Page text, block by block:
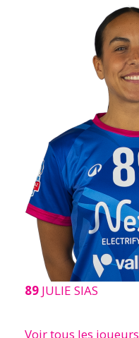
89 JULIE SIAS
Voir tous les joueurs